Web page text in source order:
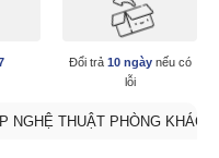
Đổi trả 10 ngàynếu có
lỗi
NGHỆ THUẬT PHÒNG